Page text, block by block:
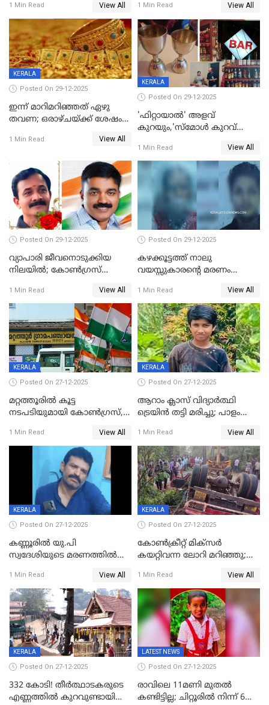
പരിക്ക്; പാളം മറികടന്ന
യുവാവ് ട്രെയിന്‍ തട്ടി മരിച്ചു
1 Min Read View All
കുട്ടികൾക്കൊപ്പം
കളിക്കുന്നതിനിടെ
1 Min Read View All
KERALA
Posted On 29-12-2025
ഇന്ന് മാറിമറിഞ്ഞത് ഏഴു
തവണ; ഒരാഴ്ചയ്ക്ക് ശേഷം
1 Min Read View All
KERALA
Posted On 29-12-2025
'ഫിറ്റായാൽ' അളവ്
കുറയും,'സ്‌മോൾ കുറവ്
പിഴ
1 Min Read View All
Posted On 29-12-2025
വ്യാപാരി ജീവനൊടുക്കിയ
നിലയില്‍; കോണ്‍ഗ്രസ്
മാനസികപീഡനമെന്ന് കുറിപ്പ്
1 Min Read View All
Posted On 29-12-2025
കഴക്കൂട്ടത്ത് നാലു
വയസ്സുകാരന്റെ മരണം
സുഹൃത്തും പൊലീസ്
കസ്റ്റഡിയിൽ
1 Min Read View All
KERALA
Posted On 27-12-2025
മറ്റത്തൂരിൽ കൂട്ട
നടപടിയുമായി കോണ്‍ഗ്രസ്,
എട്ട് പേര്‍ ഉള്‍പ്പെടെ
പത്തുപേരെ പുറത്താക്കി,
ചൊവ്വന്നൂരിലും നടപടി
1 Min Read View All
KERALA
Posted On 27-12-2025
ആറാം ക്ലാസ് വിദ്യാർത്ഥി
ട്രെയിൻ തട്ടി മരിച്ചു; പാളം
അപകടം മലപ്പുറത്ത്
1 Min Read View All
KERALA
Posted On 27-12-2025
കണ്ണൂരിൽ യു.പി
സ്വദേശിയുടെ മരണത്തിൽ
കേസ്; തർക്കമുണ്ടായത്
ഫേഷ്യലിന് 300 രൂപ
ആവശ്യപ്പെട്ടതിനെച്ചൊല്ലി
1 Min Read View All
KERALA
Posted On 27-12-2025
കോണ്‍ക്രീറ്റ് മിക്‌സര്‍
കയറ്റിവന്ന ലോറി മറിഞ്ഞു;
അപകടം കണ്ണൂരിൽ
1 Min Read View All
KERALA
Posted On 27-12-2025
332 കോടി! തീർത്ഥാടകരുടെ
എണ്ണത്തിൽ കുറവുണ്ടായിട്ടും
LATEST NEWS
Posted On 27-12-2025
രാവിലെ 11മണി മുതൽ
കണ്ടിട്ടില്ല; ചിറ്റൂരിൽ നിന്ന് 6